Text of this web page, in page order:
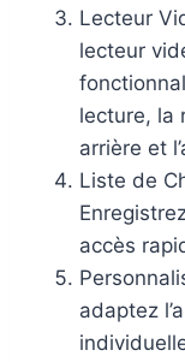
Lecteur
lecteur
lecture, la
arrière et
Liste de
accès
adaptez